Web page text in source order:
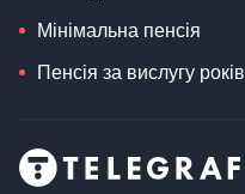
Мінімальна пенсія
Пенсія за вислугу років